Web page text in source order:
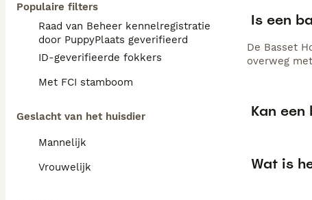
Populaire filters
Raad van Beheer kennelregistratie
door PuppyPlaats geverifieerd
ID-geverifieerde fokkers
Met FCI stamboom
Geslacht van het huisdier
Mannelijk
Vrouwelijk
Is een
De Basset
overweg
Kan een
Wat is